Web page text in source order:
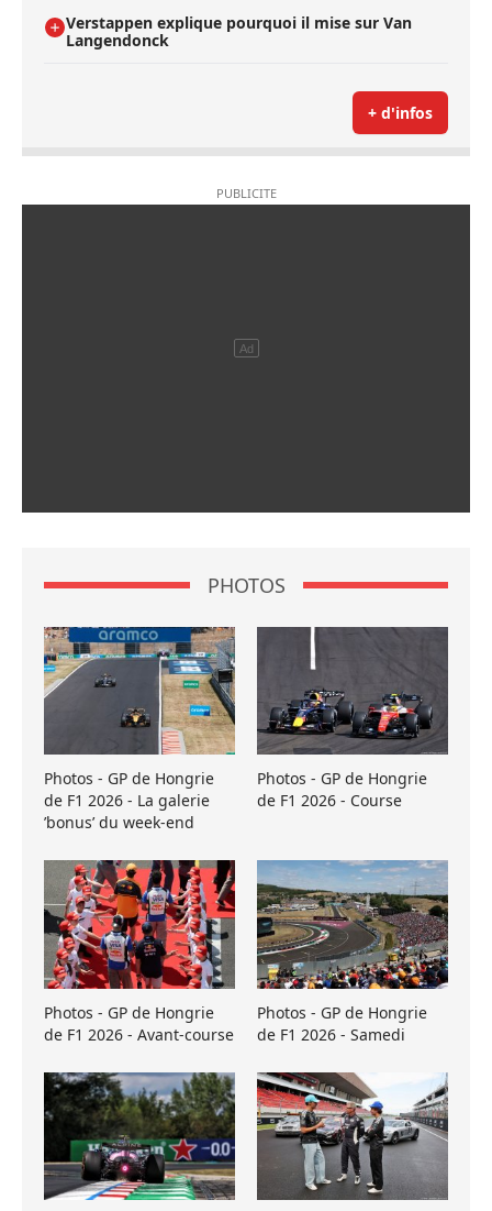
Verstappen explique pourquoi il mise sur Van
Langendonck
+ d'infos
PHOTOS
Photos - GP de Hongrie
de F1 2026 - La galerie
’bonus’ du week-end
Photos - GP de Hongrie
de F1 2026 - Course
Photos - GP de Hongrie
de F1 2026 - Avant-course
Photos - GP de Hongrie
de F1 2026 - Samedi